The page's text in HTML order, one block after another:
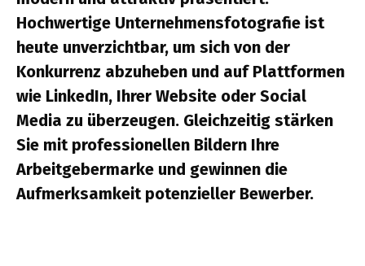
Hochwertige Unternehmensfotografie ist
heute unverzichtbar, um sich von der
Konkurrenz abzuheben und auf Plattformen
wie LinkedIn, Ihrer Website oder Social
Media zu überzeugen. Gleichzeitig stärken
Sie mit professionellen Bildern Ihre
Arbeitgebermarke und gewinnen die
Aufmerksamkeit potenzieller Bewerber.